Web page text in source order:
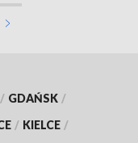
/ GDAŃSK /
/ KIELCE /